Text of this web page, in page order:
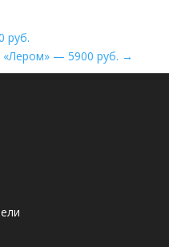
руб.
«Лером» — 5900 руб. →